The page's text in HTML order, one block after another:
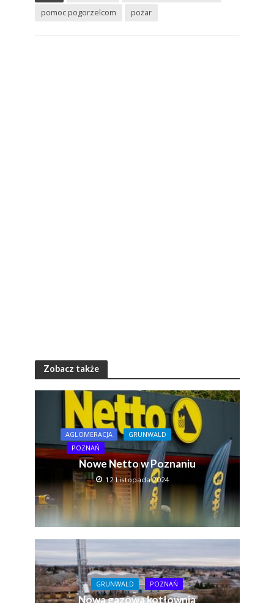
pomoc pogorzelcom
pożar
Zobacz także
AGLOMERACJA
GRUNWALD
POZNAŃ
Nowe Netto w Poznaniu
12 Listopada 2024
GRUNWALD POZNAŃ
Nowa gazowa kotłownia